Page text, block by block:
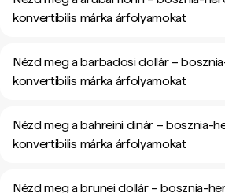
konvertibilis márka árfolyamokat
Nézd meg a barbadosi dollár –
konvertibilis márka árfolyamokat
Nézd meg a bahreini dinár – bosznia-
konvertibilis márka árfolyamokat
Nézd meg a brunei dollár – bosznia-